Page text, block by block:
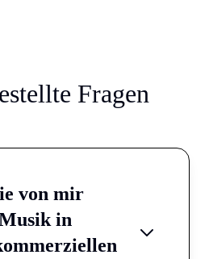
Fragen
von mir
in